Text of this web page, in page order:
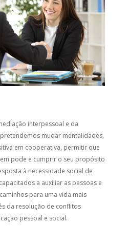
interpessoal e da
mudar mentalidades,
em cooperativa, permitir que
pode e cumprir o seu propósito
à necessidade social de
a auxiliar as pessoas e
para uma vida mais
da resolução de conflitos
pessoal e social.